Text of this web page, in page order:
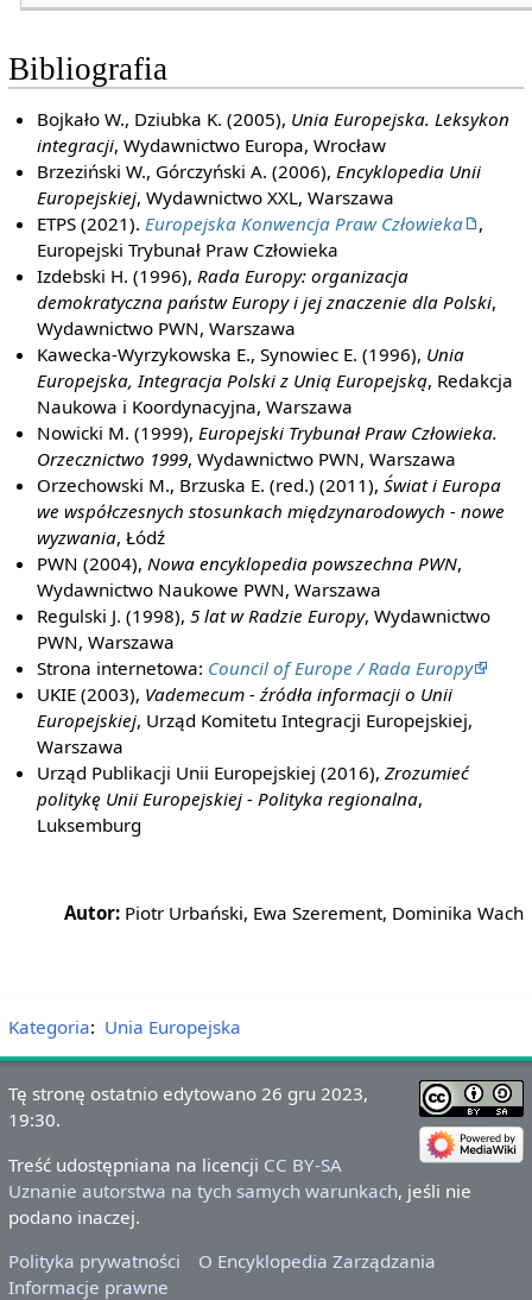
Bibliografia
Bojkało W., Dziubka K. (2005), Unia Europejska. Leksykon
integracji, Wydawnictwo Europa, Wrocław
Brzeziński W., Górczyński A. (2006), Encyklopedia Unii
Europejskiej, Wydawnictwo XXL, Warszawa
ETPS (2021). Europejska Konwencja Praw Człowieka
,
Europejski Trybunał Praw Człowieka
Izdebski H. (1996), Rada Europy: organizacja
demokratyczna państw Europy i jej znaczenie dla Polski,
Wydawnictwo PWN, Warszawa
Kawecka-Wyrzykowska E., Synowiec E. (1996), Unia
Europejska, Integracja Polski z Unią Europejską, Redakcja
Naukowa i Koordynacyjna, Warszawa
Nowicki M. (1999), Europejski Trybunał Praw Człowieka.
Orzecznictwo 1999, Wydawnictwo PWN, Warszawa
Orzechowski M., Brzuska E. (red.) (2011),Świat i Europa
we współczesnych stosunkach międzynarodowych - nowe
wyzwania, Łódź
PWN (2004), Nowa encyklopedia powszechna PWN,
Wydawnictwo Naukowe PWN, Warszawa
Regulski J. (1998),5 lat w Radzie Europy, Wydawnictwo
PWN, Warszawa
Strona internetowa: Council of Europe / Rada Europy
UKIE (2003), Vademecum - źródła informacji o Unii
Europejskiej, Urząd Komitetu Integracji Europejskiej,
Warszawa
Urząd Publikacji Unii Europejskiej (2016),Zrozumieć
politykę Unii Europejskiej - Polityka regionalna,
Luksemburg
Autor: Piotr Urbański, Ewa Szerement, Dominika Wach
Kategoria: Unia Europejska
Tę stronę ostatnio edytowano 26 gru 2023,
19:30.
Treść udostępniana na licencji CC BY-SA
Uznanie autorstwa na tych samych warunkach, jeśli nie
podano inaczej.
Polityka prywatności
O Encyklopedia Zarządzania
Informacje prawne